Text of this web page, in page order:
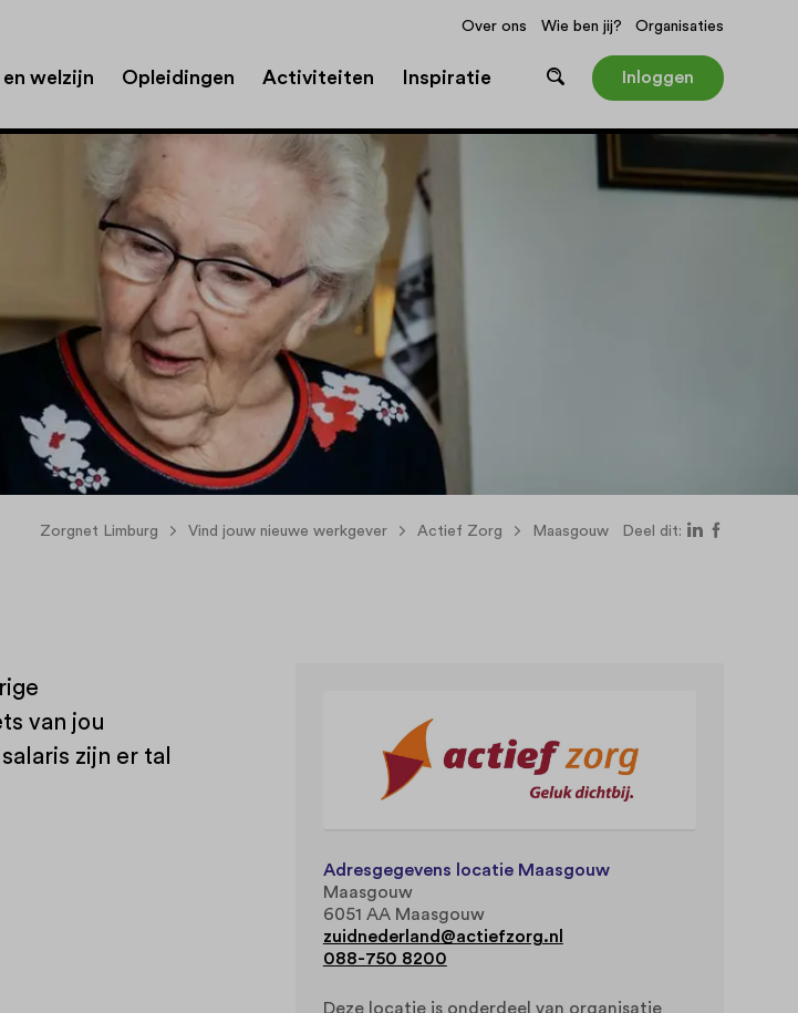
Over ons Wie ben jij? Organisaties
welzijn Opleidingen Activiteiten Inspiratie Inloggen
Zorgnet Limburg Vind jouw nieuwe werkgever Actief Zorg Maasgouw Deel dit:
van jou
zijn er tal
Adresgegevens locatie Maasgouw
Maasgouw
6051 AA Maasgouw
zuidnederland@actiefzorg.nl
088-750 8200
Deze locatie is onderdeel van organisatie